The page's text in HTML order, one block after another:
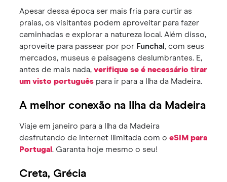
Apesar dessa época ser mais fria para curtir as
praias, os visitantes podem aproveitar para fazer
caminhadas e explorar a natureza local. Além disso,
aproveite para passear por por Funchal, com seus
mercados, museus e paisagens deslumbrantes. E,
antes de mais nada,verifique se é necessário tirar
um visto português para ir para a Ilha da Madeira.
A melhor conexão na Ilha da Madeira
Viaje em janeiro para a Ilha da Madeira
desfrutando de internet ilimitada com oeSIM para
Portugal. Garanta hoje mesmo o seu!
Creta, Grécia